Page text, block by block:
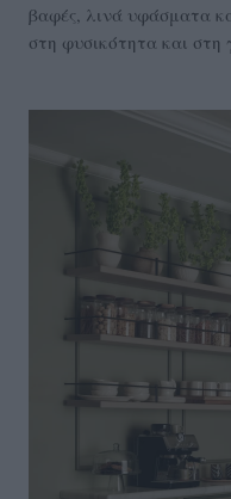
βαφές, λινά υφάσματα
στη φυσικότητα και στη